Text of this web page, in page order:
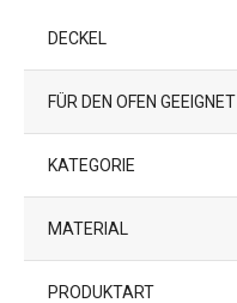
DECKEL
FÜR DEN OFEN GEEIGNET
KATEGORIE
MATERIAL
PRODUKTART